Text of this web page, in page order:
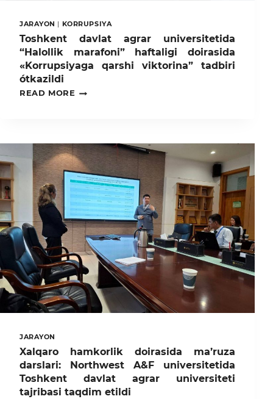
JARAYON | KORRUPSIYA
Toshkent davlat agrar universitetida
“Halollik marafoni” haftaligi doirasida
«Korrupsiyaga qarshi viktorina” tadbiri
ótkazildi
READ MORE
TOSHKENT
MARAFONI”
HAFTALIGI
DOIRASIDA
«KORRUPSIYAGA
QARSHI
VIKTORINA”
TADBIRI
ÓTKAZILDI
JARAYON
Xalqaro hamkorlik doirasida ma’ruza
darslari: Northwest A&F universitetida
Toshkent davlat agrar universiteti
tajribasi taqdim etildi